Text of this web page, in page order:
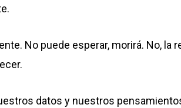
No puede esperar, morirá. No, la
datos y nuestros